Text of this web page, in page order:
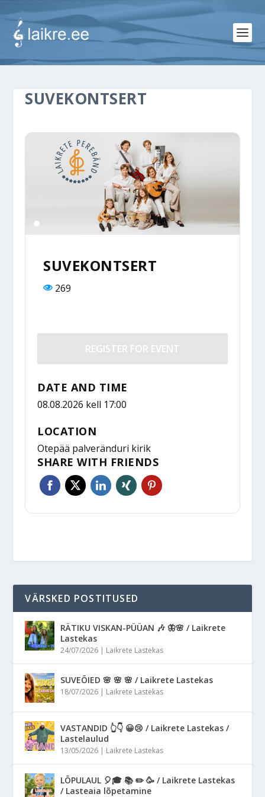
SUVEKONTSERT
SUVEKONTSERT
269
REGISTER FOR EVENT
DATE AND TIME
08.08.2026 kell 17:00
LOCATION
Otepää palveränduri kirik
SHARE WITH FRIENDS
VÄRSKED POSTITUSED
RÄTIKU VISKAN-PÜÜAN 🎶 🦋🌸 / Laikrete
Lastekas
24/07/2026 | Laikrete Lastekas
SUVEÕIED 🌸 🌸 🌸 / Laikrete Lastekas
18/07/2026 | Laikrete Lastekas
VASTANDID 👆👇 😀😢 / Laikrete Lastekas /
Lastelaulud
13/05/2026 | Laikrete Lastekas
LÕPULAUL 🎈🎓 📚 ✏️ 🥳 / Laikrete Lastekas
/ Lasteaia lõpetamine